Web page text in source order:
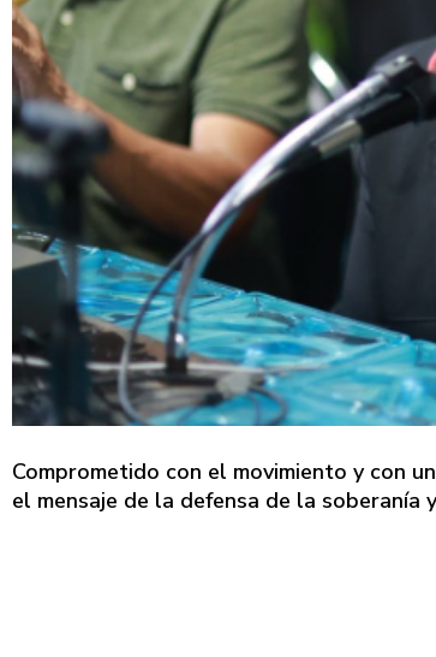
Comprometido con el movimiento y con
el mensaje de la defensa de la